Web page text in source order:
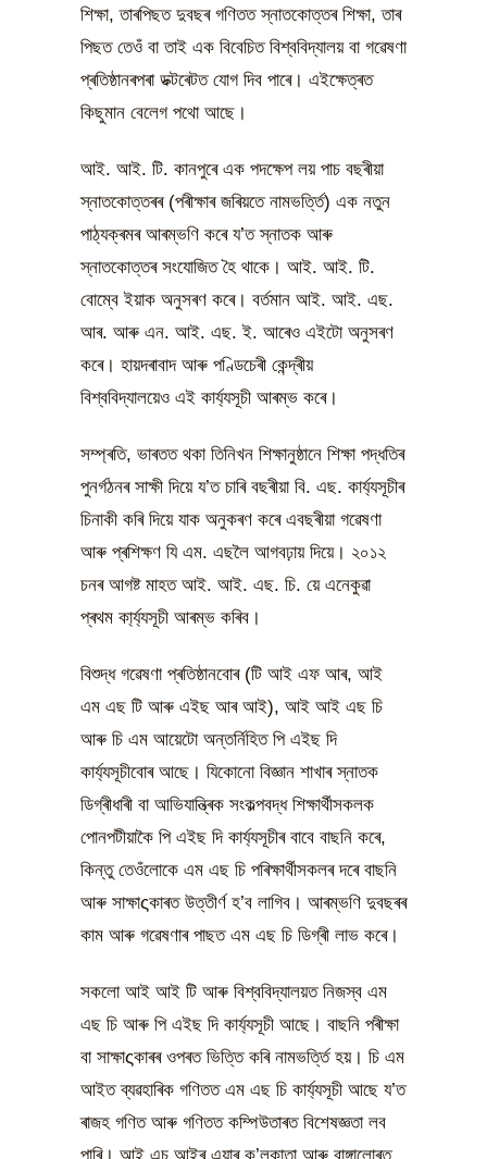
শিক্ষা, তাৰপিছত দুবছৰ গণিতত স্নাতকোত্তৰ শিক্ষা, তাৰ
পিছত তেওঁ বা তাই এক বিবেচিত বিশ্ববিদ্যালয় বা গৱেষণা
প্ৰতিষ্ঠানৰপৰা ডক্টৰেটত যোগ দিব পাৰে। এইক্ষেত্ৰত
কিছুমান বেলেগ পথো আছে।
আই. আই. টি. কানপুৰে এক পদক্ষেপ লয় পাচ বছৰীয়া
স্নাতকোত্তৰৰ (পৰীক্ষাৰ জৰিয়তে নামভৰ্ত্তি) এক নতুন
পাঠ্যক্ৰমৰ আৰম্ভণি কৰে য’ত স্নাতক আৰু
স্নাতকোত্তৰ সংযোজিত হৈ থাকে। আই. আই. টি.
বোম্বে ইয়াক অনুসৰণ কৰে। বৰ্তমান আই. আই. এছ.
আৰ. আৰু এন. আই. এছ. ই. আৰেও এইটো অনুসৰণ
কৰে। হায়দৰাবাদ আৰু পণ্ডিচেৰী কেন্দ্ৰীয়
বিশ্ববিদ্যালয়েও এই কাৰ্য্যসূচী আৰম্ভ কৰে।
সম্প্ৰতি, ভাৰতত থকা তিনিখন শিক্ষানুষ্ঠানে শিক্ষা পদ্ধতিৰ
পুনৰ্গঠনৰ সাক্ষী দিয়ে য’ত চাৰি বছৰীয়া বি. এছ. কাৰ্য্যসূচীৰ
চিনাকী কৰি দিয়ে যাক অনুকৰণ কৰে এবছৰীয়া গৱেষণা
আৰু প্ৰশিক্ষণ যি এম. এছলৈ আগবঢ়ায় দিয়ে। ২০১২
চনৰ আগষ্ট মাহত আই. আই. এছ. চি. য়ে এনেকুৱা
প্ৰথম কা্ৰ্য্যসূচী আৰম্ভ কৰিব।
বিশুদ্ধ গৱেষণা প্ৰতিষ্ঠানবোৰ (টি আই এফ আৰ, আই
এম এছ টি আৰু এইছ আৰ আই), আই আই এছ চি
আৰু চি এম আয়েটো অন্তৰ্নিহিত পি এইছ দি
কাৰ্য্যসূচীবোৰ আছে। যিকোনো বিজ্ঞান শাখাৰ স্নাতক
ডিগ্ৰীধাৰী বা আভিযান্ত্ৰিক সংকল্পবদ্ধ শিক্ষাৰ্থীসকলক
পোনপটীয়াকৈ পি এইছ দি কাৰ্য্যসূচীৰ বাবে বাছনি কৰে,
কিন্তু তেওঁলোকে এম এছ চি পৰিক্ষাৰ্থীসকলৰ দৰে বাছনি
আৰু সাক্ষাςকাৰত উত্তীৰ্ণ হ’ব লাগিব। আৰম্ভণি দুবছৰৰ
কাম আৰু গৱেষণাৰ পাছত এম এছ চি ডিগ্ৰী লাভ কৰে।
সকলো আই আই টি আৰু বিশ্ববিদ্যালয়ত নিজস্ব এম
এছ চি আৰু পি এইছ দি কাৰ্য্যসূচী আছে। বাছনি পৰীক্ষা
বা সাক্ষাςকাৰৰ ওপৰত ভিত্তি কৰি নামভৰ্ত্তি হয়। চি এম
আইত ব্যৱহাৰিক গণিতত এম এছ চি কাৰ্য্যসূচী আছে য’ত
ৰাজহ গণিত আৰু গণিতত কম্পিউতাৰত বিশেষজ্ঞতা লব